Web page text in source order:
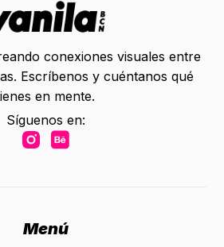
conexiones visuales entre
Escríbenos y cuéntanos qué
en mente.
Síguenos en:
Menú